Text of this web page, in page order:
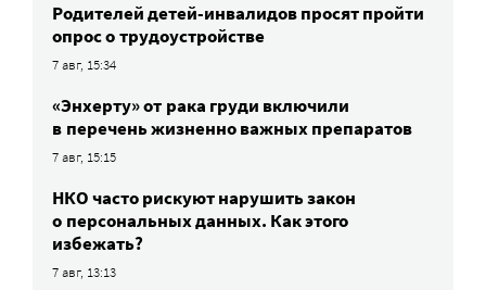
Родителей детей-инвалидов просят пройти
опрос о трудоустройстве
7 авг, 15:34
«Энхерту» от рака груди включили
в перечень жизненно важных препаратов
7 авг, 15:15
НКО часто рискуют нарушить закон
о персональных данных. Как этого
избежать?
7 авг, 13:13